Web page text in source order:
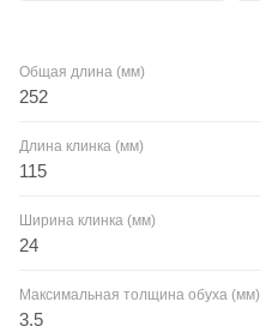
Общая длина (мм)
252
Длина клинка (мм)
115
Ширина клинка (мм)
24
Максимальная толщина обуха (мм)
3.5